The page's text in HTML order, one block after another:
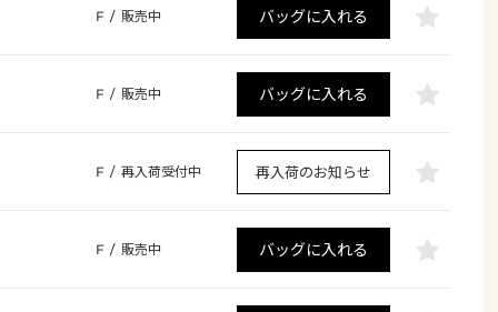
F / 販売中 バッグに入れる
F / 販売中 バッグに入れる
F / 再入荷受付中 再入荷のお知らせ
F / 販売中 バッグに入れる